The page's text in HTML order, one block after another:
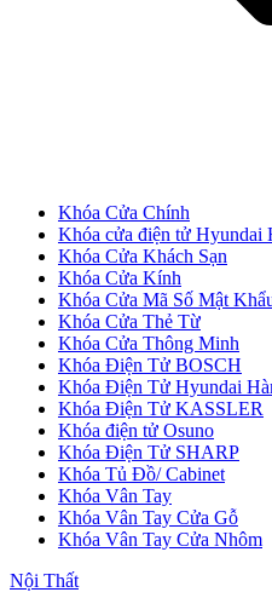
Cửa Nhựa Đài
Khóa Cửa Chính
Khóa cửa điện tử Hyundai
Khóa Cửa Khách Sạn
Khóa Cửa Kính
Khóa Cửa Mã Số Mật
Khóa Cửa Thẻ Từ
Khóa Cửa Thông Minh
Khóa Điện Tử BOSCH
Khóa Điện Tử Hyundai
Khóa Điện Tử KASSLER
Khóa điện tử Osuno
Khóa Điện Tử SHARP
Khóa Tủ Đồ/ Cabinet
Khóa Vân Tay
Khóa Vân Tay Cửa Gỗ
Khóa Vân Tay Cửa Nhôm
Nội Thất